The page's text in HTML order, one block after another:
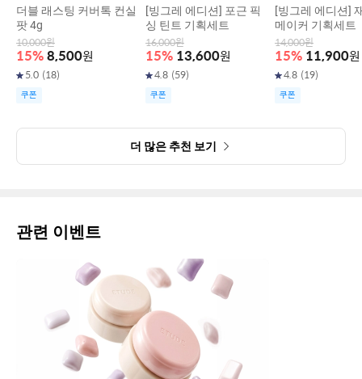
더블 래스팅 커버톡 컨실
팟 4g
10,000원
15% 8,500원
5.0 (18)
쿠폰
[빙그레 에디션] 포근 픽
싱 틴트 기획세트
16,000원
15% 13,600원
4.8 (59)
쿠폰
[빙그레 에디션]
메이커 기획세트
14,000원
15% 11,900원
4.8 (19)
쿠폰
더 많은 추천 보기
관련 이벤트